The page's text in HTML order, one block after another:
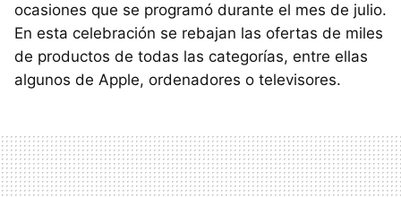
ocasiones que se programó durante el mes de julio.
En esta celebración se rebajan las ofertas de miles
de productos de todas las categorías, entre ellas
algunos de Apple, ordenadores o televisores.